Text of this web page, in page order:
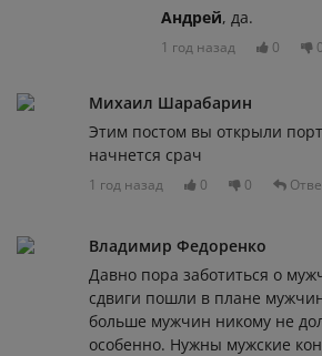
Андрей, да.
1 год назад 0 0
Михаил Шарабарин
Этим постом вы открыли
начнется срач
1 год назад 0 0
Владимир Федоренко
Давно пора заботиться о
сдвиги пошли в плане
больше мужчин никому не
особенно. Нужны мужские